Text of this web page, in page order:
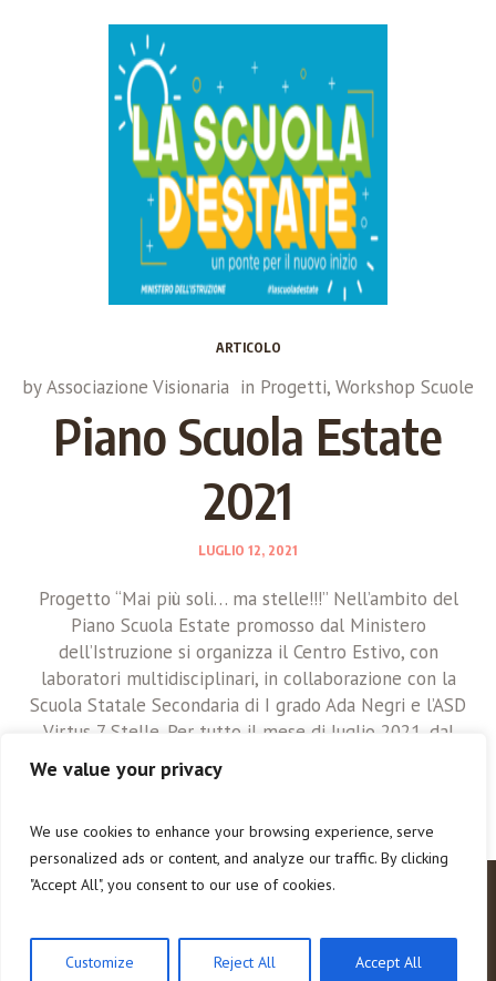
We value your privacy
We use cookies to enhance your browsing experience, serve
personalized ads or content, and analyze our traffic. By clicking
"Accept All", you consent to our use of cookies.
Customize Reject All Accept All
ARTICOLO
byAssociazione Visionaria in Progetti, Workshop Scuole
Piano Scuola Estate
2021
LUGLIO 12, 2021
Progetto “Mai più soli… ma stelle!!!” Nell’ambito del
Piano Scuola Estate promosso dal Ministero
dell’Istruzione si organizza il Centro Estivo, con
laboratori multidisciplinari, in collaborazione con la
Scuola Statale Secondaria di I grado Ada Negri e l’ASD
Virtus 7 Stelle. Per tutto il mese di luglio 2021, dal
lunedì al venerdì si svolgeranno le seguenti...
Visionaria APS 2023 / All Rights Reserved